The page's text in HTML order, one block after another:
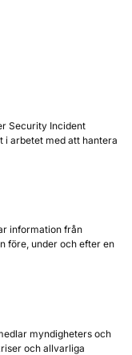
Security Incident
i arbetet med att hantera
information från
före, under och efter en
myndigheters och
och allvarliga